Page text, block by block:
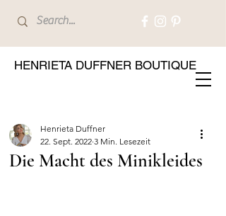
HENRIETA DUFFNER BOUTIQUE
Die Macht des Minikleides
Henrieta Duffner
22. Sept. 2022 3 Min. Lesezeit